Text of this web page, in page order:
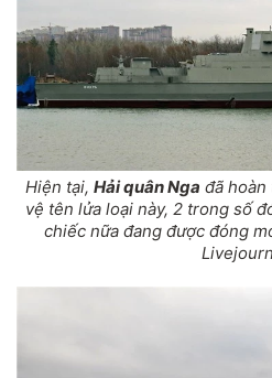
Hiện tại, Hải quân Nga đã
vệ tên lửa loại này, 2 trong số
chiếc nữa đang được đóng